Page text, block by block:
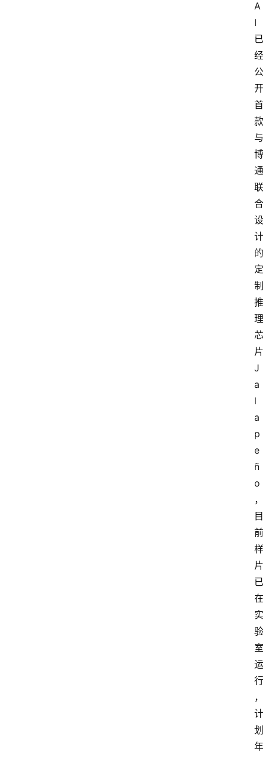
A
I
已
经
公
开
首
款
与
博
通
联
合
设
计
的
定
制
推
理
芯
片
J
a
l
a
p
e
ñ
o
，
目
前
样
片
已
在
实
验
室
运
行
，
计
划
年